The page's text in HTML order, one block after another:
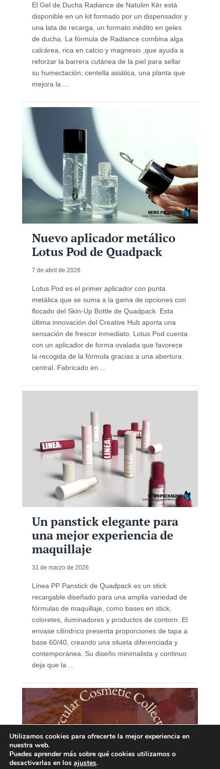
El Gel de Ducha Radiance de Natulim Kēr está
disponible en un kit formado por un dispensador y
una lata de recarga, un formato inédito en geles
de ducha. La fórmula de Radiance combina alga
calcárea, rica en calcio y magnesio ,que ayuda a
reforzar la barrera cutánea de la piel para sellar
su humectación; centella asiática, una planta que
mejora la ...
Nuevo aplicador metálico
Lotus Pod de Quadpack
7 de abril de 2026
Lotus Pod es el primer aplicador con punta
metálica que se suma a la gama de opciones con
flocado del Skin-Up Bottle de Quadpack. Esta
última innovación del Creative Hub aporta una
sensación de frescor inmediato. Lotus Pod cuenta
con un aplicador de forma ovalada que favorece
la recogida de la fórmula gracias a una abertura
central. Fabricado en ...
Un panstick elegante para
una mejor experiencia de
maquillaje
31 de marzo de 2026
Linea PP Panstick de Quadpack es un stick
recargable diseñado para una amplia variedad de
fórmulas de maquillaje, como bases en stick,
coloretes, iluminadores y productos de contorn. El
envase cilíndrico presenta proporciones de tapa a
base 60/40, creando una silueta diferenciada y
contemporánea. Su diseño minimalista y continuo
deja que la ...
Utilizamos cookies para ofrecerte la mejor experiencia en
nuestra web.
Puedes aprender más sobre qué cookies utilizamos o
desactivarlas en los ajustes.